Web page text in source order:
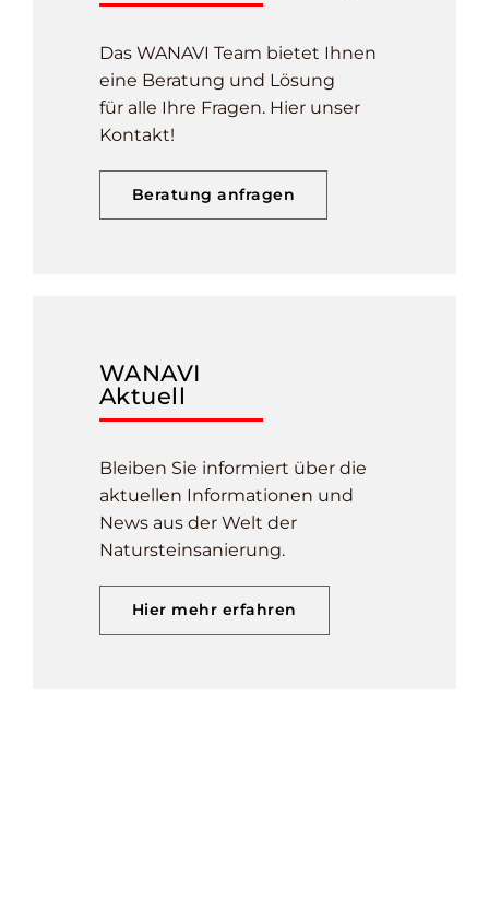
Das WANAVI Team bietet Ihnen
eine Beratung und Lösung
für alle Ihre Fragen. Hier unser
Kontakt!
Beratung anfragen
WANAVI
Aktuell
Bleiben Sie informiert über die
aktuellen Informationen und
News aus der Welt der
Natursteinsanierung.
Hier mehr erfahren